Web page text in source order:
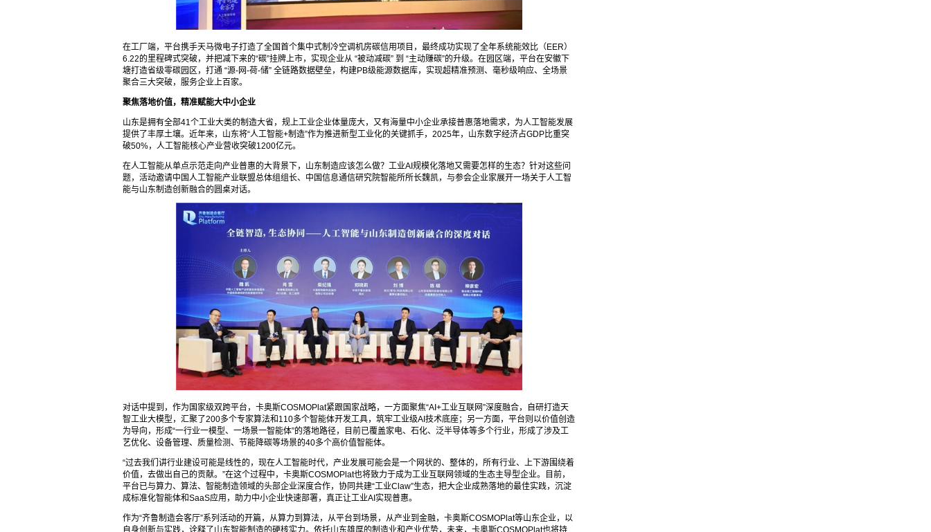
在工厂端，平台携手天马微电子打造了全国首个集中式制冷空调机房碳信用项目，最终成功实现了全年系统能效比（EER）
6.22的里程碑式突破，并把减下来的“碳”挂牌上市，实现企业从 “被动减碳” 到 “主动赚碳”的升级。在园区端，平台在安徽下
塘打造省级零碳园区，打通 “源-网-荷-储” 全链路数据壁垒，构建PB级能源数据库，实现超精准预测、毫秒级响应、全场景
聚合三大突破，服务企业上百家。
聚焦落地价值，精准赋能大中小企业
山东是拥有全部41个工业大类的制造大省，规上工业企业体量庞大，又有海量中小企业承接普惠落地需求，为人工智能发展
提供了丰厚土壤。近年来，山东将“人工智能+制造”作为推进新型工业化的关键抓手，2025年，山东数字经济占GDP比重突
破50%，人工智能核心产业营收突破1200亿元。
在人工智能从单点示范走向产业普惠的大背景下，山东制造应该怎么做？工业AI规模化落地又需要怎样的生态？针对这些问
题，活动邀请中国人工智能产业联盟总体组组长、中国信息通信研究院智能所所长魏凯，与参会企业家展开一场关于人工智
能与山东制造创新融合的圆桌对话。
对话中提到，作为国家级双跨平台，卡奥斯COSMOPlat紧跟国家战略，一方面聚焦“AI+工业互联网”深度融合，自研打造天
智工业大模型，汇聚了200多个专家算法和110多个智能体开发工具，筑牢工业级AI技术底座；另一方面，平台则以价值创造
为导向，形成“一行业一模型、一场景一智能体”的落地路径，目前已覆盖家电、石化、泛半导体等多个行业，形成了涉及工
艺优化、设备管理、质量检测、节能降碳等场景的40多个高价值智能体。
“过去我们讲行业建设可能是线性的，现在人工智能时代，产业发展可能会是一个网状的、整体的，所有行业、上下游围绕着
价值，去做出自己的贡献。”在这个过程中，卡奥斯COSMOPlat也将致力于成为工业互联网领域的生态主导型企业。目前，
平台已与算力、算法、智能制造领域的头部企业深度合作，协同共建“工业Claw”生态，把大企业成熟落地的最佳实践，沉淀
成标准化智能体和SaaS应用，助力中小企业快速部署，真正让工业AI实现普惠。
作为“齐鲁制造会客厅”系列活动的开篇，从算力到算法，从平台到场景，从产业到金融，卡奥斯COSMOPlat等山东企业，以
自身创新与实践，诠释了山东智能制造的硬核实力。依托山东雄厚的制造业和产业优势，未来，卡奥斯COSMOPlat也将持